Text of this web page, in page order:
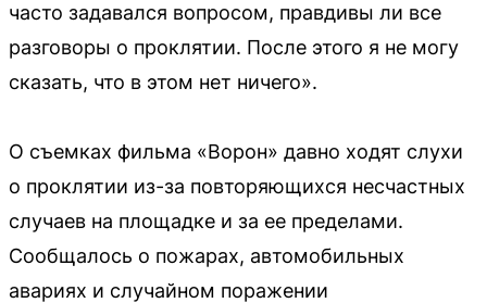
часто задавался вопросом, правдивы ли все
разговоры о проклятии. После этого я не могу
сказать, что в этом нет ничего».
О съемках фильма «Ворон» давно ходят слухи
о проклятии из-за повторяющихся несчастных
случаев на площадке и за ее пределами.
Сообщалось о пожарах, автомобильных
авариях и случайном поражении